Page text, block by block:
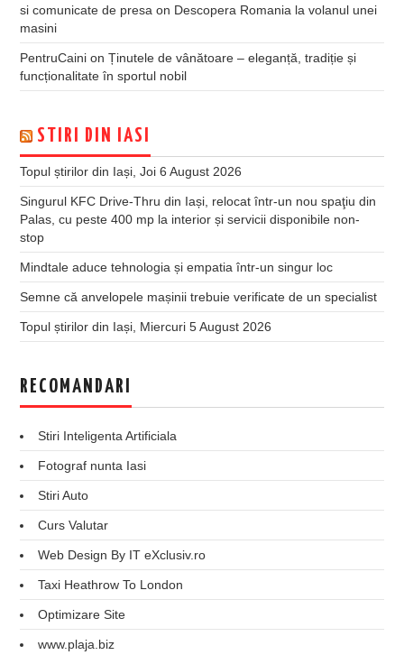
si comunicate de presa on Descopera Romania la volanul unei
masini
PentruCaini onȚinutele de vânătoare – eleganță, tradiție și
funcționalitate în sportul nobil
STIRI DIN IASI
Topul știrilor din Iași, Joi 6 August 2026
Singurul KFC Drive-Thru din Iași, relocat într-un nou spaţiu din
Palas, cu peste 400 mp la interior și servicii disponibile non-
stop
Mindtale aduce tehnologia și empatia într-un singur loc
Semne că anvelopele mașinii trebuie verificate de un specialist
Topul știrilor din Iași, Miercuri 5 August 2026
RECOMANDARI
Stiri Inteligenta Artificiala
Fotograf nunta Iasi
Stiri Auto
Curs Valutar
Web Design By IT eXclusiv.ro
Taxi Heathrow To London
Optimizare Site
www.plaja.biz